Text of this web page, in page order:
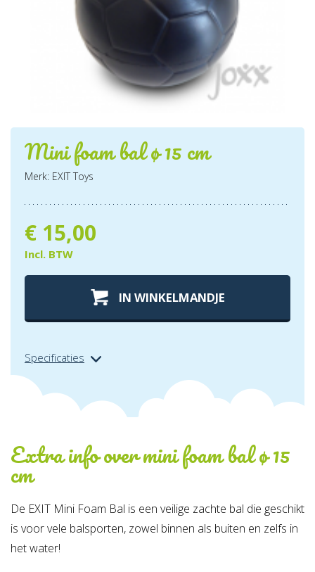
Mini foam bal ø 15 cm
Merk: EXIT Toys
€ 15,00
Incl. BTW
IN WINKELMANDJE
Specificaties
Extra info overmini foam bal ø 15
cm
De EXIT Mini Foam Bal is een veilige zachte bal die geschikt
is voor vele balsporten, zowel binnen als buiten en zelfs in
het water!